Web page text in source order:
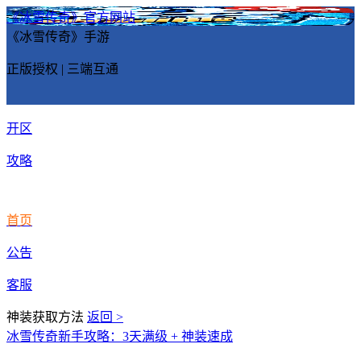
《冰雪传奇》官方网站
《冰雪传奇》手游
正版授权 | 三端互通
开区
攻略
首页
公告
客服
神装获取方法 返回 >
冰雪传奇新手攻略：3天满级 + 神装速成